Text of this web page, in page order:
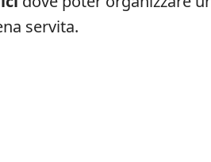
servita.